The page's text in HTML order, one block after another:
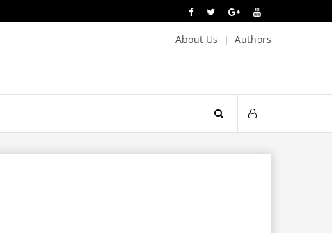
About Us Authors